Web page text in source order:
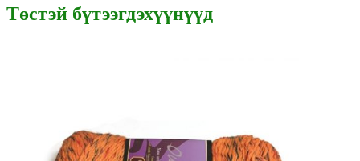
Төстэй бүтээгдэхүүнүүд